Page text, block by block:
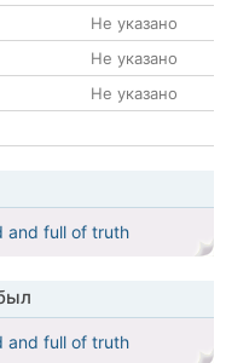
Не указано
Не указано
Не указано
and full of truth
and full of truth